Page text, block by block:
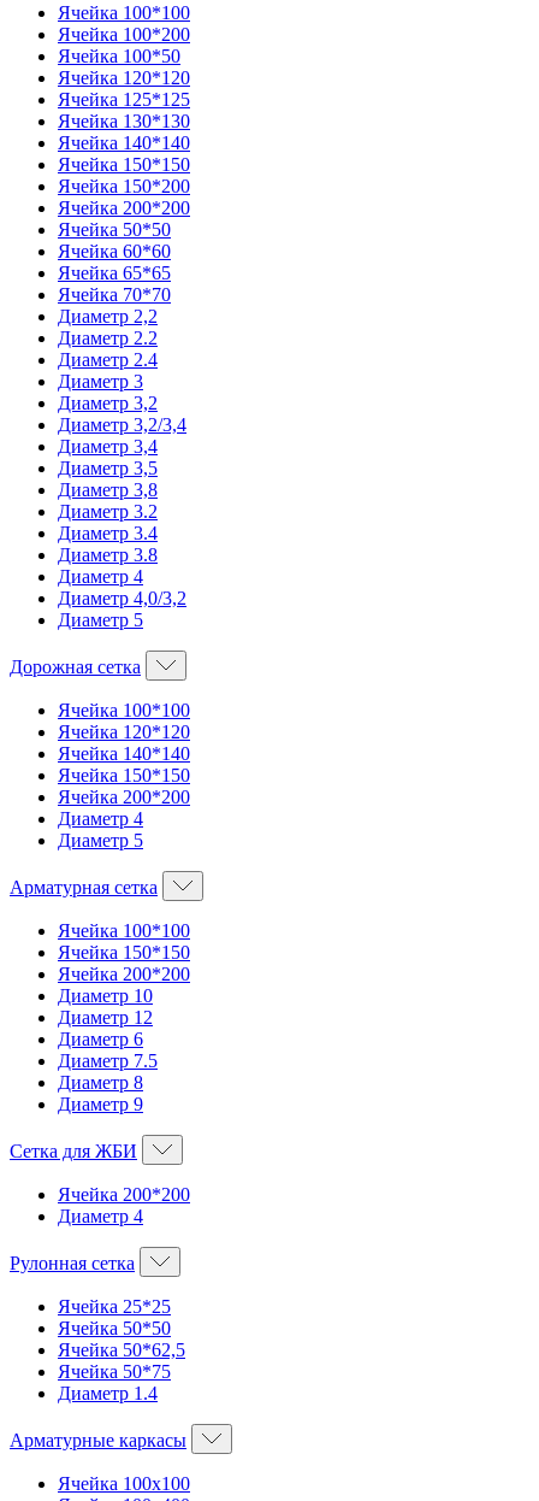
Ячейка 100*100
Ячейка 100*200
Ячейка 100*50
Ячейка 120*120
Ячейка 125*125
Ячейка 130*130
Ячейка 140*140
Ячейка 150*150
Ячейка 150*200
Ячейка 200*200
Ячейка 50*50
Ячейка 60*60
Ячейка 65*65
Ячейка 70*70
Диаметр 2,2
Диаметр 2.2
Диаметр 2.4
Диаметр 3
Диаметр 3,2
Диаметр 3,2/3,4
Диаметр 3,4
Диаметр 3,5
Диаметр 3,8
Диаметр 3.2
Диаметр 3.4
Диаметр 3.8
Диаметр 4
Диаметр 4,0/3,2
Диаметр 5
Дорожная сетка
Ячейка 100*100
Ячейка 120*120
Ячейка 140*140
Ячейка 150*150
Ячейка 200*200
Диаметр 4
Диаметр 5
Арматурная сетка
Ячейка 100*100
Ячейка 150*150
Ячейка 200*200
Диаметр 10
Диаметр 12
Диаметр 6
Диаметр 7.5
Диаметр 8
Диаметр 9
Сетка для ЖБИ
Ячейка 200*200
Диаметр 4
Рулонная сетка
Ячейка 25*25
Ячейка 50*50
Ячейка 50*62,5
Ячейка 50*75
Диаметр 1.4
Арматурные каркасы
Ячейка 100х100